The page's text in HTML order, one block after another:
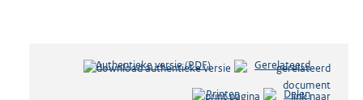
Authentieke versie (PDF)b
Gerelateerd
Printen Delen